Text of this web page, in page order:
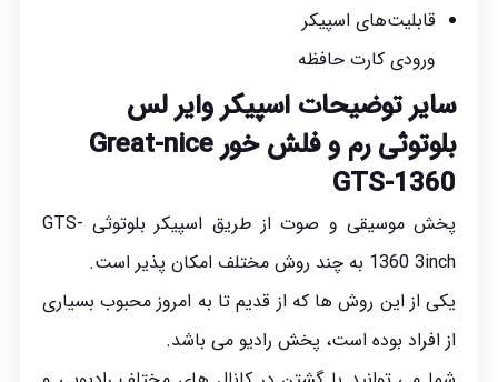
قابلیت‌های اسپیکر
ورودی کارت حافظه
سایر توضیحات اسپیکر وایر لس
بلوتوثی رم و فلش خور Great-nice
GTS-1360
پخش موسیقی و صوت از طریق اسپیکر بلوتوثی GTS-
1360 3inch به چند روش مختلف امکان پذیر است.
یکی از این روش ها که از قدیم تا به امروز محبوب بسیاری
از افراد بوده است، پخش رادیو می باشد.